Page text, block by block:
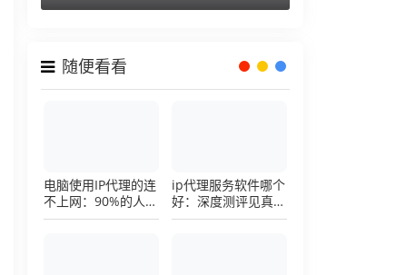
随便看看
电脑使用IP代理的连
不上网：90%的人踩
过这个坑，一招修复
ip代理服务软件哪个
好：深度测评见真
章，帮你把钱花在刀